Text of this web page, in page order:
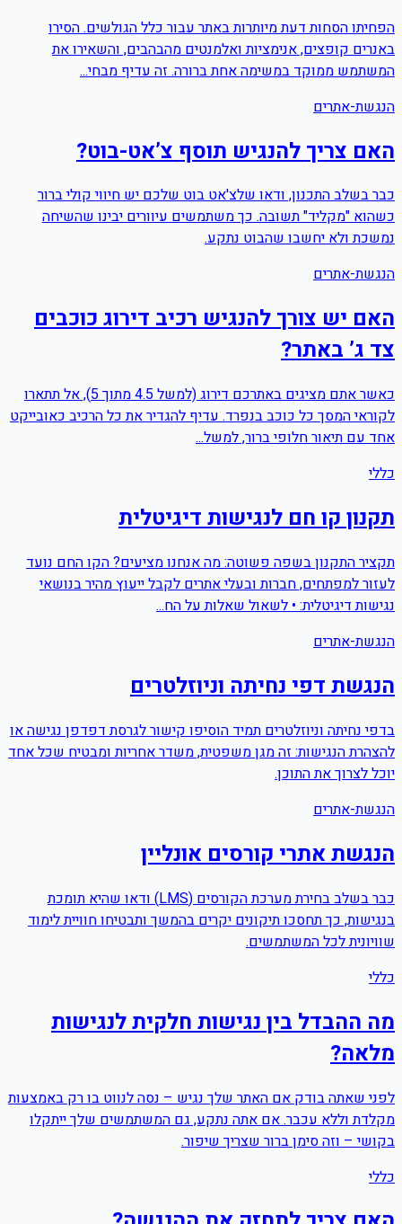
הפחיתו הסחות דעת מיותרות באתר עבור כלל הגולשים. הסירו
באנרים קופצים, אנימציות ואלמנטים מהבהבים, והשאירו את
המשתמש ממוקד במשימה אחת ברורה. זה עדיף מבחי...
הנגשת-אתרים
האם צריך להנגיש תוסף צ’אט-בוט?
כבר בשלב התכנון, ודאו שלצ'אט בוט שלכם יש חיווי קולי ברור
כשהוא "מקליד" תשובה. כך משתמשים עיוורים יבינו שהשיחה
נמשכת ולא יחשבו שהבוט נתקע.
הנגשת-אתרים
האם יש צורך להנגיש רכיב דירוג כוכבים
צד ג’ באתר?
כאשר אתם מציגים באתרכם דירוג (למשל ‎4.5‎ מתוך ‎5‎), אל תתארו
לקוראי המסך כל כוכב בנפרד. עדיף להגדיר את כל הרכיב כאובייקט
אחד עם תיאור חלופי ברור, למשל...
כללי
תקנון קו חם לנגישות דיגיטלית
תקציר התקנון בשפה פשוטה: מה אנחנו מציעים? הקו החם נועד
לעזור למפתחים, חברות ובעלי אתרים לקבל ייעוץ מהיר בנושאי
נגישות דיגיטלית: • לשאול שאלות על הח...
הנגשת-אתרים
הנגשת דפי נחיתה וניוזלטרים
בדפי נחיתה וניוזלטרים תמיד הוסיפו קישור לגרסת דפדפן נגישה או
להצהרת הנגישות: זה מגן משפטית, משדר אחריות ומבטיח שכל אחד
יוכל לצרוך את התוכן.
הנגשת-אתרים
הנגשת אתרי קורסים אונליין
כבר בשלב בחירת מערכת הקורסים (LMS) ודאו שהיא תומכת
בנגישות, כך תחסכו תיקונים יקרים בהמשך ותבטיחו חוויית לימוד
שוויונית לכל המשתמשים.
כללי
מה ההבדל בין נגישות חלקית לנגישות
מלאה?
לפני שאתה בודק אם האתר שלך נגיש – נסה לנווט בו רק באמצעות
מקלדת וללא עכבר. אם אתה נתקע, גם המשתמשים שלך ייתקלו
בקושי – וזה סימן ברור שצריך שיפור.
כללי